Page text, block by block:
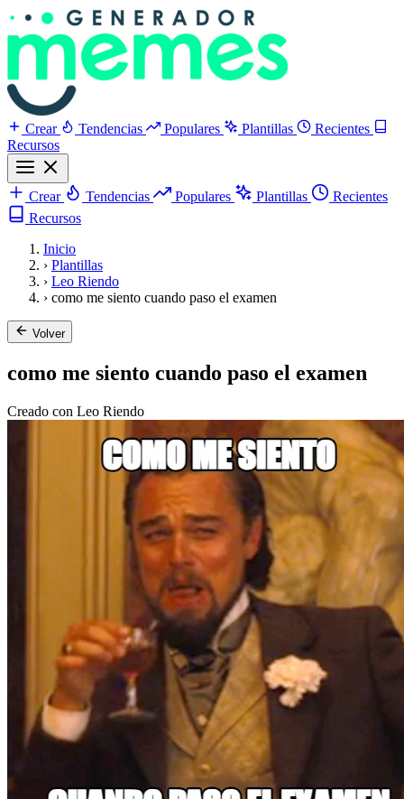
Crear Tendencias Populares Plantillas
Recientes
Recursos
Crear Tendencias Populares Plantillas
Recientes
Recursos
Inicio
› Plantillas
› Leo Riendo
› como me siento cuando paso el examen
Volver
como me siento cuando paso el examen
Creado con Leo Riendo